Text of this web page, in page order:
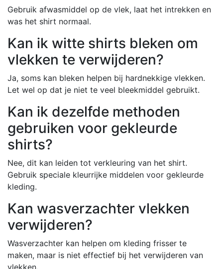
Gebruik afwasmiddel op de vlek, laat het intrekken en
was het shirt normaal.
Kan ik witte shirts bleken om
vlekken te verwijderen?
Ja, soms kan bleken helpen bij hardnekkige vlekken.
Let wel op dat je niet te veel bleekmiddel gebruikt.
Kan ik dezelfde methoden
gebruiken voor gekleurde
shirts?
Nee, dit kan leiden tot verkleuring van het shirt.
Gebruik speciale kleurrijke middelen voor gekleurde
kleding.
Kan wasverzachter vlekken
verwijderen?
Wasverzachter kan helpen om kleding frisser te
maken, maar is niet effectief bij het verwijderen van
vlekken.